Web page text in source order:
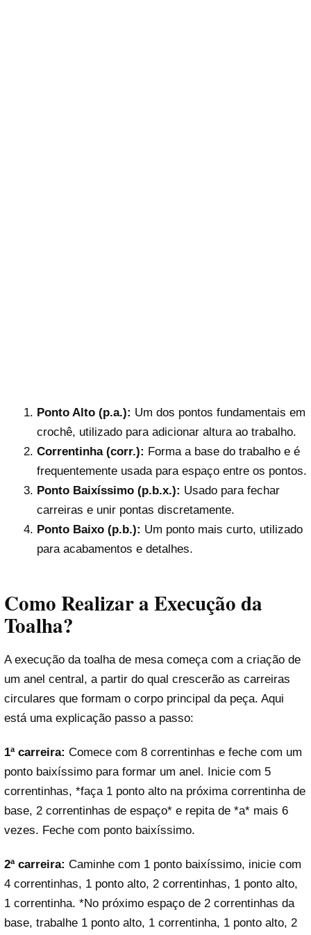
Ponto Alto (p.a.): Um dos pontos fundamentais em
crochê, utilizado para adicionar altura ao trabalho.
Correntinha (corr.): Forma a base do trabalho e é
frequentemente usada para espaço entre os pontos.
Ponto Baixíssimo (p.b.x.): Usado para fechar
carreiras e unir pontas discretamente.
Ponto Baixo (p.b.): Um ponto mais curto, utilizado
para acabamentos e detalhes.
Como Realizar a Execução da
Toalha?
A execução da toalha de mesa começa com a criação de
um anel central, a partir do qual crescerão as carreiras
circulares que formam o corpo principal da peça. Aqui
está uma explicação passo a passo:
1ª carreira: Comece com 8 correntinhas e feche com um
ponto baixíssimo para formar um anel. Inicie com 5
correntinhas, *faça 1 ponto alto na próxima correntinha de
base, 2 correntinhas de espaço* e repita de *a* mais 6
vezes. Feche com ponto baixíssimo.
2ª carreira: Caminhe com 1 ponto baixíssimo, inicie com
4 correntinhas, 1 ponto alto, 2 correntinhas, 1 ponto alto,
1 correntinha. *No próximo espaço de 2 correntinhas da
base, trabalhe 1 ponto alto, 1 correntinha, 1 ponto alto, 2